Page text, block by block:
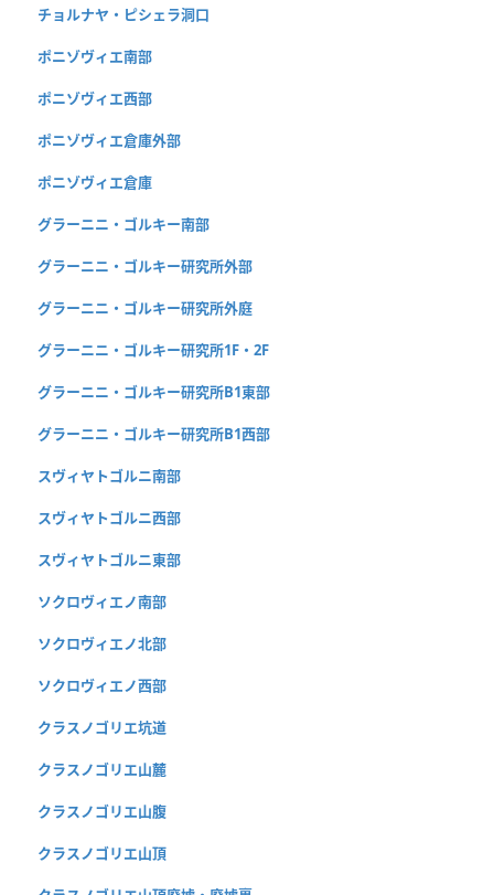
チョルナヤ・ピシェラ洞口
ポニゾヴィエ南部
ポニゾヴィエ西部
ポニゾヴィエ倉庫外部
ポニゾヴィエ倉庫
グラーニニ・ゴルキー南部
グラーニニ・ゴルキー研究所外部
グラーニニ・ゴルキー研究所外庭
グラーニニ・ゴルキー研究所1F・2F
グラーニニ・ゴルキー研究所B1東部
グラーニニ・ゴルキー研究所B1西部
スヴィヤトゴルニ南部
スヴィヤトゴルニ西部
スヴィヤトゴルニ東部
ソクロヴィエノ南部
ソクロヴィエノ北部
ソクロヴィエノ西部
クラスノゴリエ坑道
クラスノゴリエ山麓
クラスノゴリエ山腹
クラスノゴリエ山頂